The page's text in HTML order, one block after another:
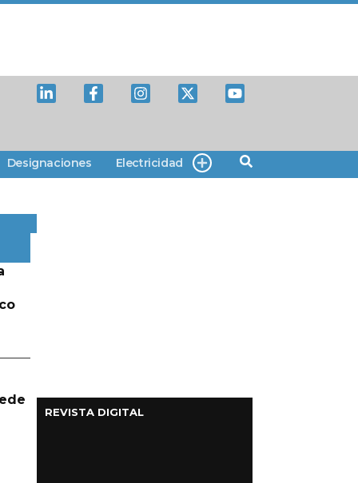
Designaciones Electricidad
REVISTA DIGITAL